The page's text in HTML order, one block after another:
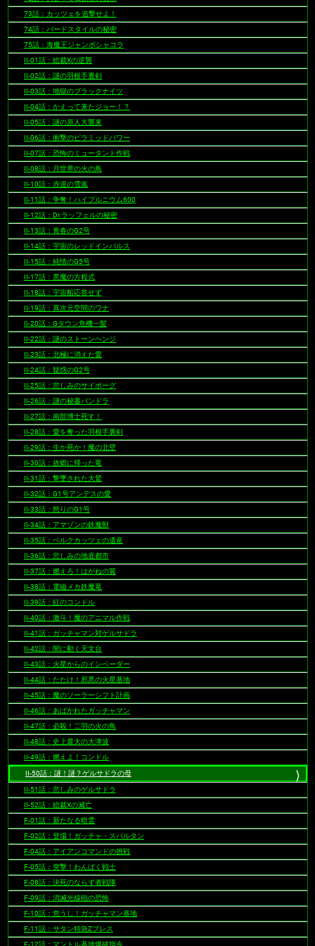
73話：カッツェを追撃せよ！
74話：バードスタイルの秘密
75話：海魔王ジャンボシャコラ
II-01話：総裁Xの逆襲
II-02話：謎の羽根手裏剣
II-03話：地獄のブラックナイツ
II-04話：かえって来たジョー！？
II-05話：謎の原人大襲来
II-06話：衝撃のピラミッドパワー
II-07話：恐怖のミュータント作戦
II-08話：月世界の火の鳥
II-10話：赤道の雪嵐
II-11話：争奪！ハイプルニウム600
II-12話：Dr.ラッフェルの秘密
II-13話：青春のG2号
II-14話：宇宙のレッドインパルス
II-15話：純情のG5号
II-17話：悪魔の方程式
II-18話：宇宙船応答せず
II-19話：異次元空間のワナ
II-20話：Gタウン危機一髪
II-22話：謎のストーンヘンジ
II-23話：北極に消えた愛
II-24話：疑惑のG2号
II-25話：悲しみのサイボーグ
II-26話：謎の秘書パンドラ
II-27話：南部博士死す！
II-28話：愛を奪った羽根手裏剣
II-29話：生か死か！魔の北壁
II-30話：故郷に帰った竜
II-31話：撃墜された大鷲
II-32話：G1号アンデスの愛
II-33話：怒りのG1号
II-34話：アマゾンの鉄魔獣
II-35話：ベルクカッツェの遺産
II-36話：悲しみの地底都市
II-37話：燃えろ！はがねの翼
II-38話：電磁メカ鉄魔竜
II-39話：紅のコンドル
II-40話：激斗！魔のアニマル作戦
II-41話：ガッチャマン対ゲルサドラ
II-42話：闇に動く天文台
II-43話：火星からのインベーダー
II-44話：たたけ！邪悪の火星基地
II-45話：魔のソーラーシフト計画
II-46話：あばかれたガッチャマン
II-47話：必殺！二羽の火の鳥
II-48話：史上最大の大津波
II-49話：燃えよ！コンドル
II-50話：謎！謎？ゲルサドラの母
II-51話：悲しみのゲルサドラ
II-52話：総裁Xの滅亡
F-01話：新たなる暗雲
F-02話：登場！ガッチャ・スパルタン
F-04話：アイアンコマンドの挑戦
F-05話：突撃！わんぱく戦士
F-08話：決死のならず者戦隊
F-09話：消滅光線砲の恐怖
F-10話：危うし！ガッチャマン基地
F-11話：サタン特急Zプレス
F-12話：マントル基地爆破指令